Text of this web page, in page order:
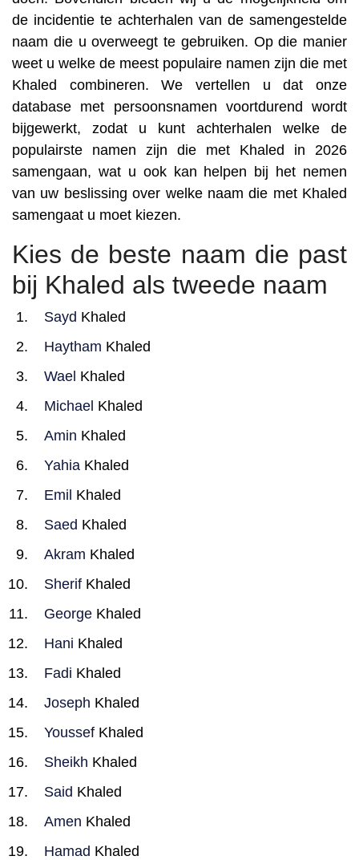
de incidentie te achterhalen van de samengestelde
naam die u overweegt te gebruiken. Op die manier
weet u welke de meest populaire namen zijn die met
Khaled combineren. We vertellen u dat onze
database met persoonsnamen voortdurend wordt
bijgewerkt, zodat u kunt achterhalen welke de
populairste namen zijn die met Khaled in 2026
samengaan, wat u ook kan helpen bij het nemen
van uw beslissing over welke naam die met Khaled
samengaat u moet kiezen.
Kies de beste naam die past
bij Khaled als tweede naam
Sayd Khaled
Haytham Khaled
Wael Khaled
Michael Khaled
Amin Khaled
Yahia Khaled
Emil Khaled
Saed Khaled
Akram Khaled
Sherif Khaled
George Khaled
Hani Khaled
Fadi Khaled
Joseph Khaled
Youssef Khaled
Sheikh Khaled
Said Khaled
Amen Khaled
Hamad Khaled